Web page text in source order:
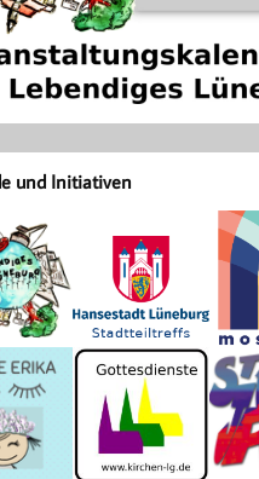
und Initiativen